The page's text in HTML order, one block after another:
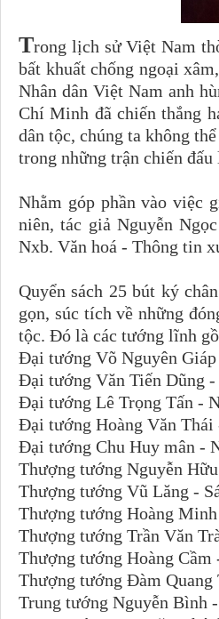
Trong lịch sử Việt Nam
bất khuất chống ngoại
Nhân dân Việt Nam anh
Chí Minh đã chiến thắng
dân tộc, chúng ta không
trong những trận chiến
Nhằm góp phần vào việc
niên, tác giả Nguyễn
Nxb. Văn hoá - Thông tin
Quyển sách 25 bút ký
gọn, súc tích về những
tộc. Đó là các tướng lĩnh
Đại tướng Võ Nguyên
Đại tướng Văn Tiến Dũng
Đại tướng Lê Trọng Tấn -
Đại tướng Hoàng Văn
Đại tướng Chu Huy mân -
Thượng tướng Nguyễn
Thượng tướng Vũ Lăng -
Thượng tướng Hoàng
Thượng tướng Trần Văn
Thượng tướng Hoàng Cầm
Thượng tướng Đàm Quang
Trung tướng Nguyễn Bình